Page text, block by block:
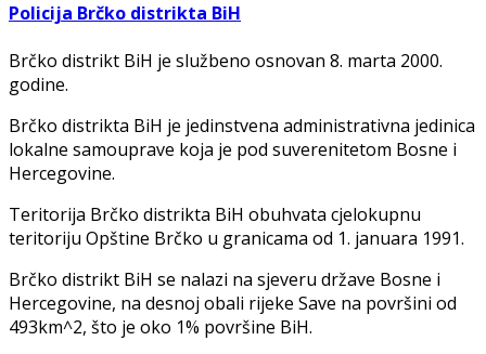
Policija Brčko distrikta BiH
Brčko distrikt BiH je službeno osnovan 8. marta 2000.
godine.
Brčko distrikta BiH je jedinstvena administrativna jedinica
lokalne samouprave koja je pod suverenitetom Bosne i
Hercegovine.
Teritorija Brčko distrikta BiH obuhvata cjelokupnu
teritoriju Opštine Brčko u granicama od 1. januara 1991.
Brčko distrikt BiH se nalazi na sjeveru države Bosne i
Hercegovine, na desnoj obali rijeke Save na površini od
493km^2, što je oko 1% površine BiH.